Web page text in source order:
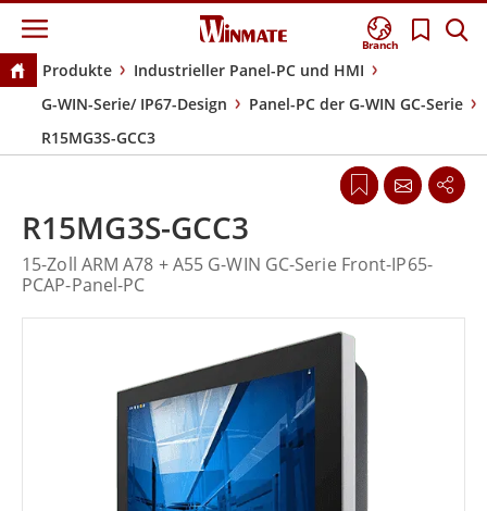
Branch
Produkte
Industrieller Panel-PC und HMI
G-WIN-Serie/ IP67-Design
Panel-PC der G-WIN GC-Serie
R15MG3S-GCC3
R15MG3S-GCC3
15-Zoll ARM A78 + A55 G-WIN GC-Serie Front-IP65-
PCAP-Panel-PC